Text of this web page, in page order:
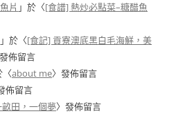
片 」於〈[食譜] 熱炒必點菜–糖醋魚
」於〈[食記] 貢寮澳底黑白毛海鮮，美
佈留言
〈about me〉發佈留言
佈留言
田，一個夢〉發佈留言